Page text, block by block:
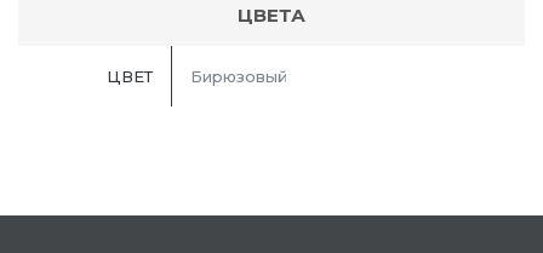
ЦВЕТА
ЦВЕТ Бирюзовый